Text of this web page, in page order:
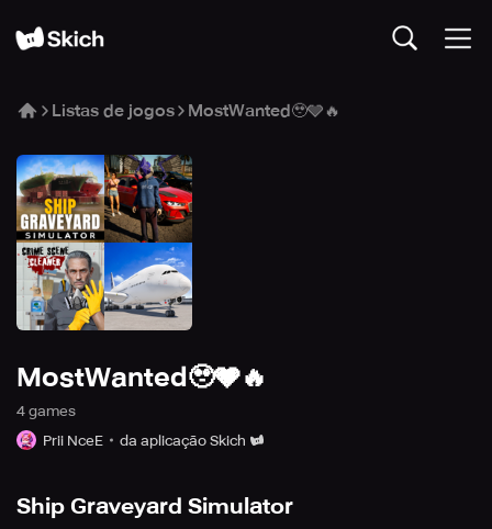
Listas de jogos MostWanted🥹🩶🔥
MostWanted🥹🩶🔥
4 games
Prii NceE
da aplicação Skich
Ship Graveyard Simulator